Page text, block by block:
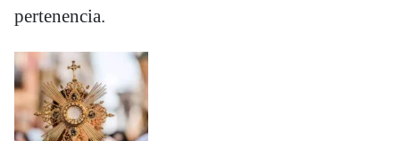
pertenencia.